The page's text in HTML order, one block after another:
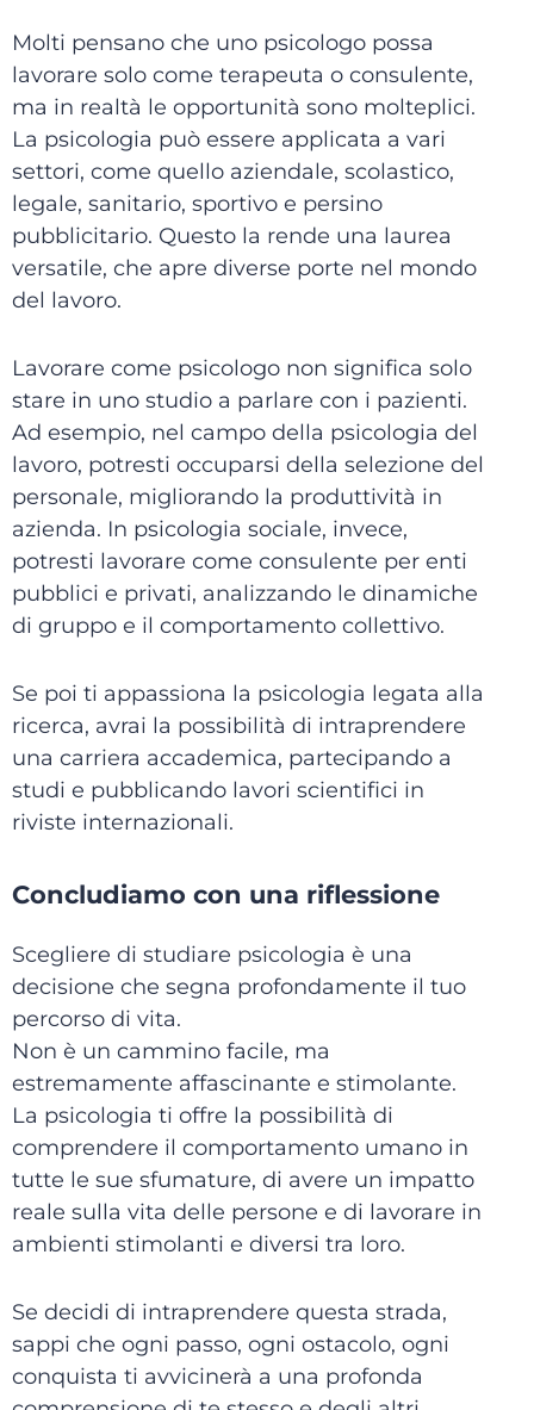
Molti pensano che uno psicologo possa
lavorare solo come terapeuta o consulente,
ma in realtà le opportunità sono molteplici.
La psicologia può essere applicata a vari
settori, come quello aziendale, scolastico,
legale, sanitario, sportivo e persino
pubblicitario. Questo la rende una laurea
versatile, che apre diverse porte nel mondo
del lavoro.
Lavorare come psicologo non significa solo
stare in uno studio a parlare con i pazienti.
Ad esempio, nel campo della psicologia del
lavoro, potresti occuparsi della selezione del
personale, migliorando la produttività in
azienda. In psicologia sociale, invece,
potresti lavorare come consulente per enti
pubblici e privati, analizzando le dinamiche
di gruppo e il comportamento collettivo.
Se poi ti appassiona la psicologia legata alla
ricerca, avrai la possibilità di intraprendere
una carriera accademica, partecipando a
studi e pubblicando lavori scientifici in
riviste internazionali.
Concludiamo con una riflessione
Scegliere di studiare psicologia è una
decisione che segna profondamente il tuo
percorso di vita.
Non è un cammino facile, ma
estremamente affascinante e stimolante.
La psicologia ti offre la possibilità di
comprendere il comportamento umano in
tutte le sue sfumature, di avere un impatto
reale sulla vita delle persone e di lavorare in
ambienti stimolanti e diversi tra loro.
Se decidi di intraprendere questa strada,
sappi che ogni passo, ogni ostacolo, ogni
conquista ti avvicinerà a una profonda